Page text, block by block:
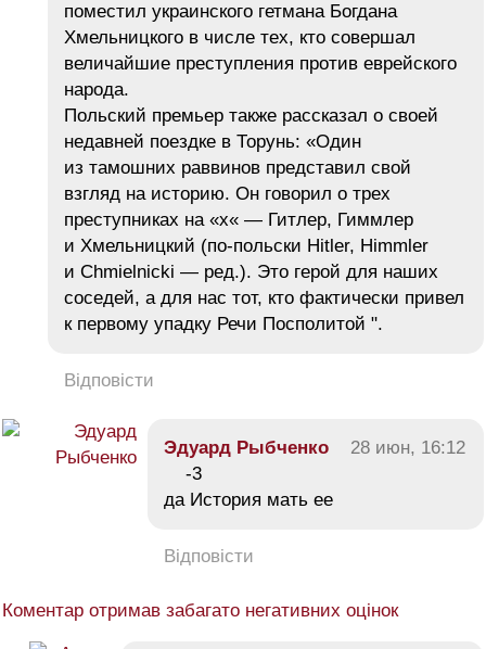
поместил украинского гетмана Богдана
Хмельницкого в числе тех, кто совершал
величайшие преступления против еврейского
народа.
Польский премьер также рассказал о своей
недавней поездке в Торунь: «Один
из тамошних раввинов представил свой
взгляд на историю. Он говорил о трех
преступниках на «х« — Гитлер, Гиммлер
и Хмельницкий (по-польски Hitler, Himmler
и Chmielnicki — ред.). Это герой для наших
соседей, а для нас тот, кто фактически привел
к первому упадку Речи Посполитой ".
Відповісти
Эдуард Рыбченко
28 июн, 16:12
-3
да История мать ее
Відповісти
Коментар отримав забагато негативних оцінок